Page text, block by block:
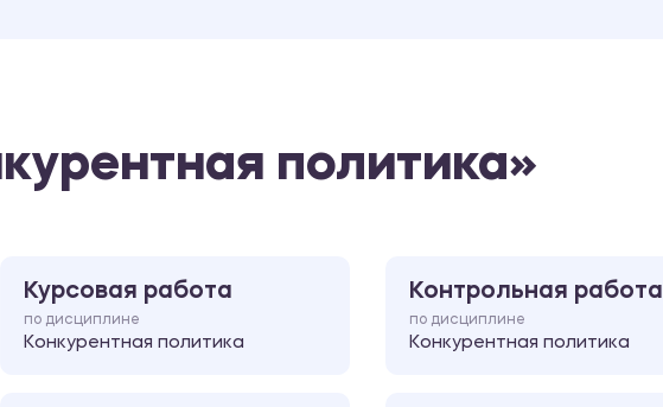
политика»
Курсовая работа
по дисциплине
Конкурентная политика
Контрольная работа
по дисциплине
Конкурентная политика